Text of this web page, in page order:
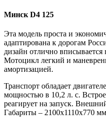
Минск D4 125
Эта модель проста и
адаптирована к дорогам
дизайн отлично
Мотоцикл легкий и
амортизацией.
Транспорт обладает
мощностью в 10,2 л. с.
реагирует на запуск.
Габариты – 2100х1110х770